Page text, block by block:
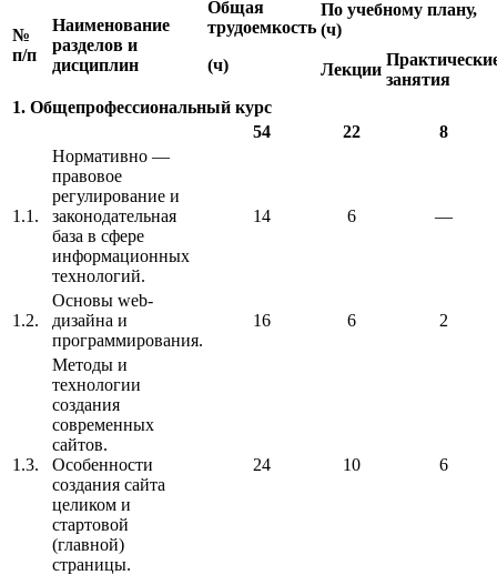
№
п/п
Наименование
разделов и
дисциплин
Общая
трудоемкость
(ч)
По учебному плану,
(ч)
Лекции
занятия
1. Общепрофессиональный курс
54
22 8
1.1.
Нормативно —
правовое
регулирование и
законодательная
база в сфере
информационных
технологий.
14 6 —
1.2.
Основы web-
дизайна и
программирования.
16 6 2
1.3.
Методы и
технологии
создания
современных
сайтов.
Особенности
создания сайта
целиком и
стартовой
(главной)
страницы.
24 10 6